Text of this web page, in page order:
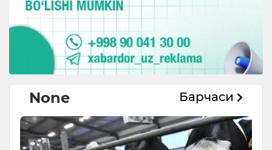
None Барчаси